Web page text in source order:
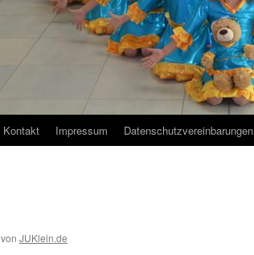
Kontakt Impressum Datenschutzvereinbarungen
von JUKlein.de